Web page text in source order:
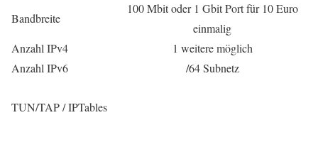
Bandbreite
100 Mbit oder 1 Gbit Port für 10 Euro
einmalig
Anzahl IPv4
1 weitere möglich
Anzahl IPv6
/64 Subnetz
TUN/TAP / IPTables